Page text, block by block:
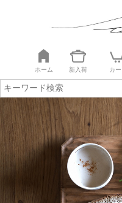
ホーム 新入荷 カー